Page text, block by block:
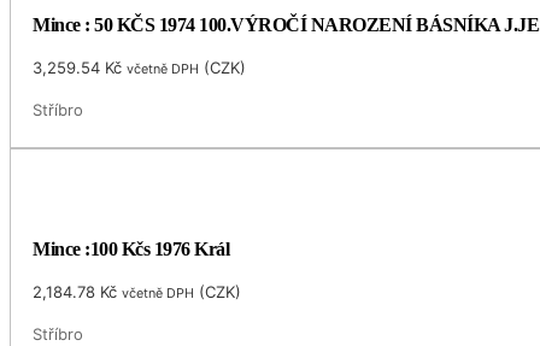
Mince : 50 KČS 1974 100.VÝROČÍ NAROZENÍ BÁSNÍKA
3,259.54 Kč včetně DPH (CZK)
Stříbro
Mince :100 Kčs 1976 Král
2,184.78 Kč včetně DPH (CZK)
Stříbro